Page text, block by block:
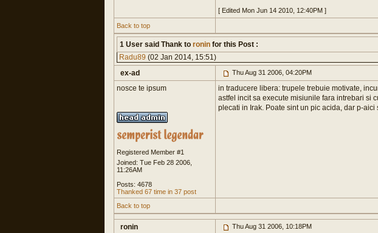
[ Edited Mon Jun 14 2010, 12:40PM ]
Back to top
1 User said Thank to ronin for this Post :
Radu89 (02 Jan 2014, 15:51)
ex-ad
Thu Aug 31 2006, 04:20PM
nosce te ipsum
Registered Member #1
Joined: Tue Feb 28 2006,
11:26AM
Posts: 4678
Thanked 67 time in 37 post
in traducere libera: trupele trebuie motivate,
astfel incit sa execute misiunile fara intrebari si
plecati in Irak. Poate sint un pic acida, dar p-
Back to top
ronin Thu Aug 31 2006, 10:18PM